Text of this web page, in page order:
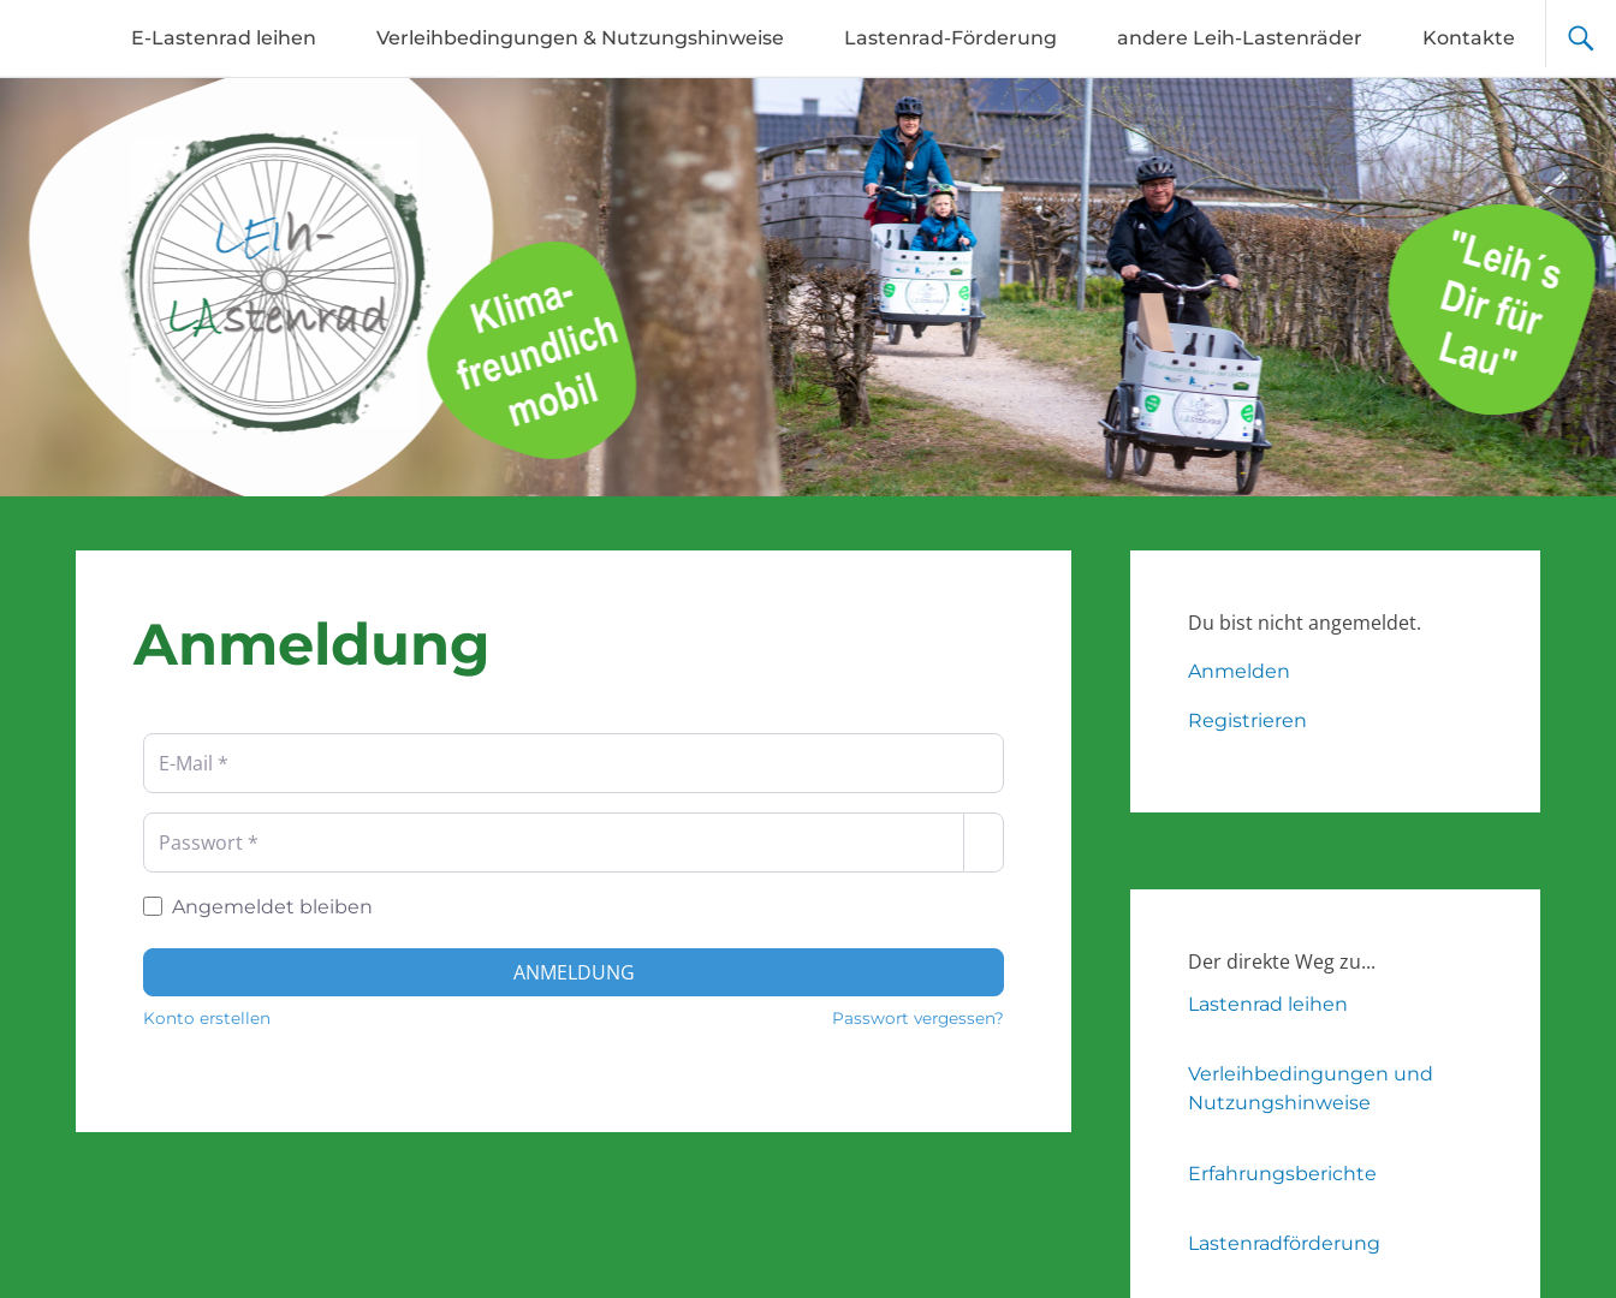
E-Lastenrad leihen Verleihbedingungen & Nutzungshinweise Lastenrad-Förderung andere Leih-Lastenräder Kontakte
Anmeldung
Benutzername oder E-Mail-Adresse
Passwort
Angemeldet bleiben
ANMELDUNG
Konto erstellen Passwort vergessen?
Du bist nicht angemeldet.
Anmelden
Registrieren
Der direkte Weg zu...
Lastenrad leihen
Verleihbedingungen und
Nutzungshinweise
Erfahrungsberichte
Lastenradförderung